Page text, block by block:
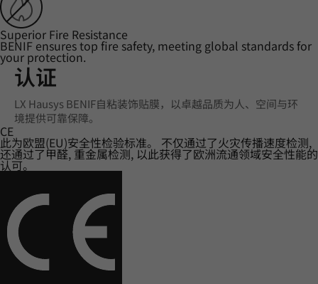
Superior Fire Resistance
BENIF ensures top fire safety, meeting global standards for
your protection.
认证
LX Hausys BENIF自粘装饰贴膜，以卓越品质为人、空间与环
境提供可靠保障。
CE
此为欧盟(EU)安全性检验标准。 不仅通过了火灾传播速度检测,
还通过了甲醛, 重金属检测, 以此获得了欧洲流通领域安全性能的
认可。